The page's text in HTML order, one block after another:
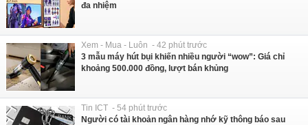
đa nhiệm
Xem - Mua - Luôn - 42 phút trước
3 mẫu máy hút bụi khiến nhiều người “wow”: Giá chỉ
khoảng 500.000 đồng, lượt bán khủng
Tin ICT - 54 phút trước
Người có tài khoản ngân hàng nhớ kỹ thông báo sau